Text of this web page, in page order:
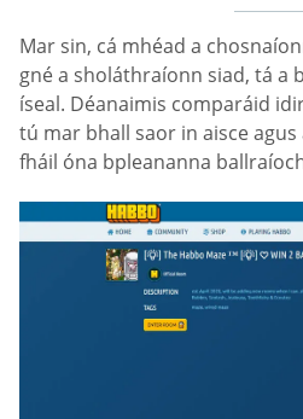
Mar sin, cá mhéad a
gné a sholáthraíonn siad, tá a
íseal. Déanaimis comparáid
tú mar bhall saor in aisce
fháil óna bpleananna